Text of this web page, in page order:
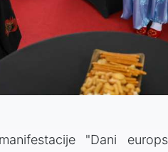
"Dani